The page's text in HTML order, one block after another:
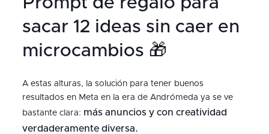
sacar 12 ideas sin caer en
microcambios 🎁
A estas alturas, la solución para tener buenos
resultados en Meta en la era de Andrómeda ya se ve
bastante clara: más anuncios y con creatividad
verdaderamente diversa.